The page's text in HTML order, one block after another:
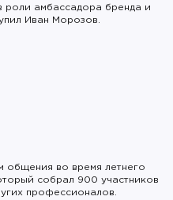
роли амбассадора бренда и
Иван Морозов.
общения во время летнего
собрал 900 участников
профессионалов.